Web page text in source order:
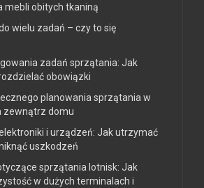
mebli obitych tkaniną
wielu zadań – czy to się
zadań sprzątania: Jak
obowiązki
planowania sprzątania w
zewnątrz domu
i urządzeń: Jak utrzymać
uszkodzeń
sprzątania lotnisk: Jak
w dużych terminalach i